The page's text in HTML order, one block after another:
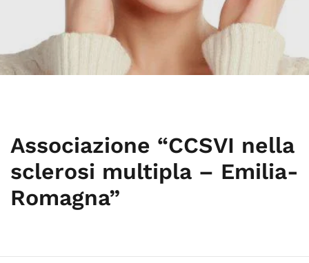
Associazione “CCSVI nella
sclerosi multipla – Emilia-
Romagna”